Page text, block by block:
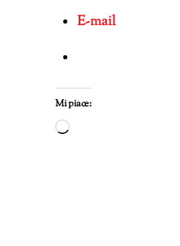
E-mail
Mi piace:
Caricamento